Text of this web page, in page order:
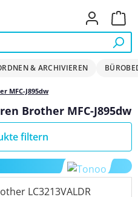
& ARCHIVIEREN
MFC-J895dw
Brother MFC-J895dw
filtern